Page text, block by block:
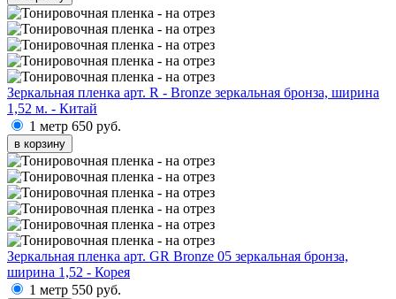
Зеркальная пленка арт. R - Bronze зеркальная бронза, ширина
1,52 м. - Китай
1 метр 650 руб.
в корзину
Зеркальная пленка арт. GR Bronze 05 зеркальная бронза,
ширина 1,52 - Корея
1 метр 550 руб.